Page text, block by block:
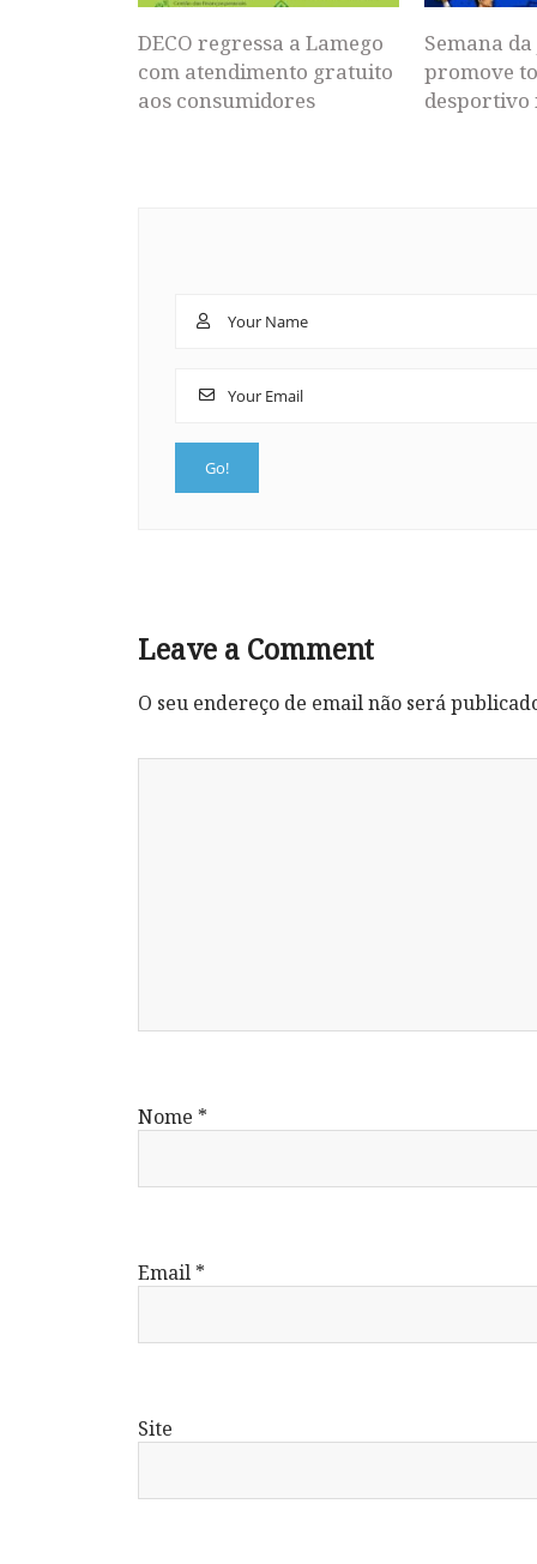
DECO regressa a Lamego
com atendimento gratuito
aos consumidores
Semana
promove
Leave a Comment
O seu endereço de email não será
Nome *
Email *
Site